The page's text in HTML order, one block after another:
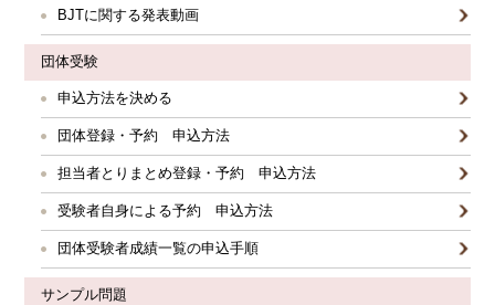
BJTに関する発表動画
団体受験
申込方法を決める
団体登録・予約 申込方法
担当者とりまとめ登録・予約 申込方法
受験者自身による予約 申込方法
団体受験者成績一覧の申込手順
サンプル問題